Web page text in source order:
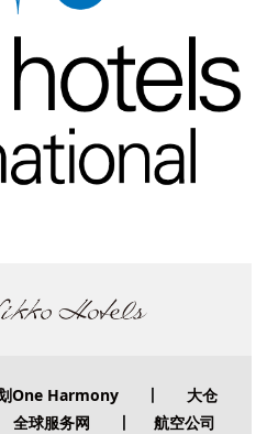
One Harmony丨 大仓
全球服务网 丨 航空公司